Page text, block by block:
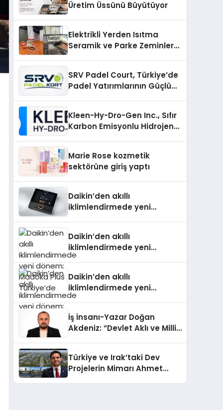
Üretim Üssünü Büyütüyor
Elektrikli Yerden Isıtma
Seramik ve Parke Zeminler
SRV Padel Court, Türkiye’de
Padel Yatırımlarının Güçlü
Kleen-Hy-Dro-Gen Inc., Sıfır
Karbon Emisyonlu Hidrojen
Aldı
Marie Rose kozmetik
sektörüne giriş yaptı
Daikin’den akıllı
iklimlendirmede yeni
Daikin’den akıllı
iklimlendirmede yeni
dönem: Madoka Plus
Daikin’den akıllı
iklimlendirmede yeni
dönem: Madoka Plus
İş İnsanı-Yazar Doğan
Akdeniz: “Devlet Aklı ve Milli
Türkiye ve Irak’taki Dev
Projelerin Mimarı Ahmet